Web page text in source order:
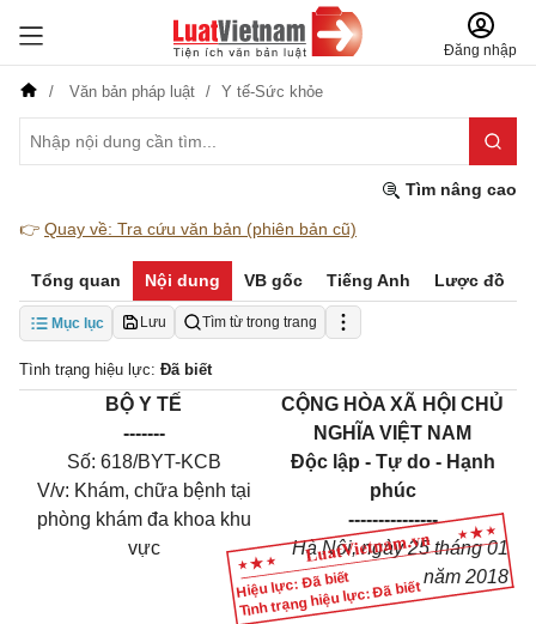
Đăng nhập
Văn bản pháp luật Y tế-Sức khỏe
Tìm nâng cao
👉 Quay về: Tra cứu văn bản (phiên bản cũ)
Tổng quan Nội dung VB gốc Tiếng Anh Lược đồ
Mục lục Lưu Tìm từ trong trang
Tình trạng hiệu lực: Đã biết
Hiệu lực: Đã biết
Tình trạng hiệu lực: Đã biết
BỘ Y TẾ
-------
Số: 618/BYT-KCB
V/v: Khám, chữa bệnh tại
phòng khám đa khoa khu
vực
CỘNG HÒA XÃ HỘI CHỦ
NGHĨA VIỆT NAM
Độc lập - Tự do - Hạnh
phúc
---------------
Hà Nội, ngày25 tháng01
năm 2018